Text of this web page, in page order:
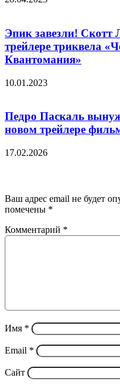
Эпик завезли! Скотт
трейлере триквела
Квантомания»
10.01.2023
Педро Паскаль
новом трейлере
17.02.2026
Ваш адрес email не будет
помечены *
Комментарий *
Имя *
Email *
Сайт